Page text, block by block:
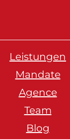
Leistungen
Mandate
Agence
Team
Blog